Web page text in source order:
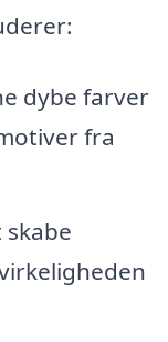
dybe farver
fra
skabe